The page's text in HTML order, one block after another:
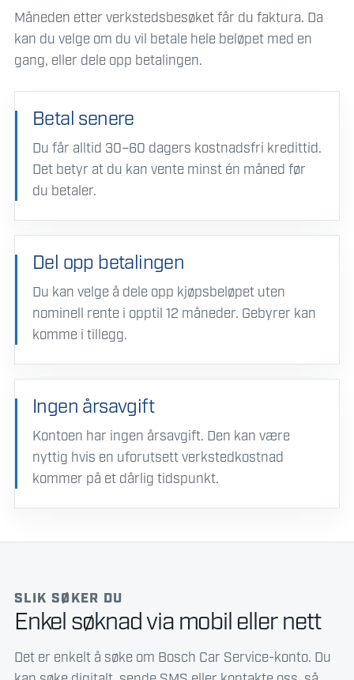
Måneden etter verkstedsbesøket får du faktura. Da
kan du velge om du vil betale hele beløpet med en
gang, eller dele opp betalingen.
Betal senere
Du får alltid 30–60 dagers kostnadsfri kredittid.
Det betyr at du kan vente minst én måned før
du betaler.
Del opp betalingen
Du kan velge å dele opp kjøpsbeløpet uten
nominell rente i opptil 12 måneder. Gebyrer kan
komme i tillegg.
Ingen årsavgift
Kontoen har ingen årsavgift. Den kan være
nyttig hvis en uforutsett verkstedkostnad
kommer på et dårlig tidspunkt.
SLIK SØKER DU
Enkel søknad via mobil eller nett
Det er enkelt å søke om Bosch Car Service-konto. Du